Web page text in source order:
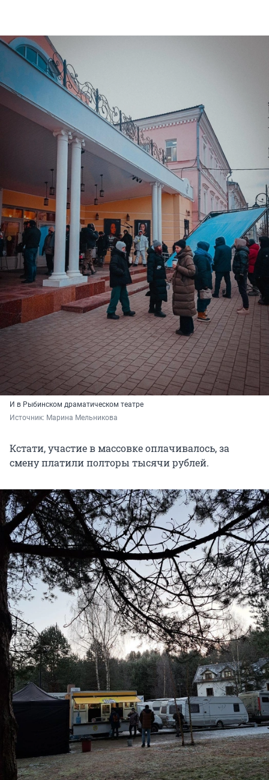
И в Рыбинском драматическом театре
Источник: Марина Мельникова
Кстати, участие в массовке оплачивалось, за
смену платили полторы тысячи рублей.